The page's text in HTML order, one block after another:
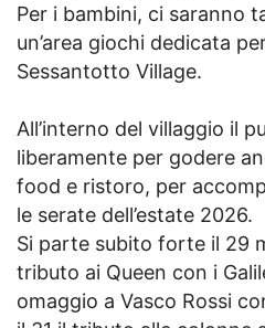
Per i bambini, ci saranno
un’area giochi dedicata
Sessantotto Village.
All’interno del villaggio il
liberamente per godere
food e ristoro, per
le serate dell’estate 2026.
Si parte subito forte il 29
tributo ai Queen con i
omaggio a Vasco Rossi